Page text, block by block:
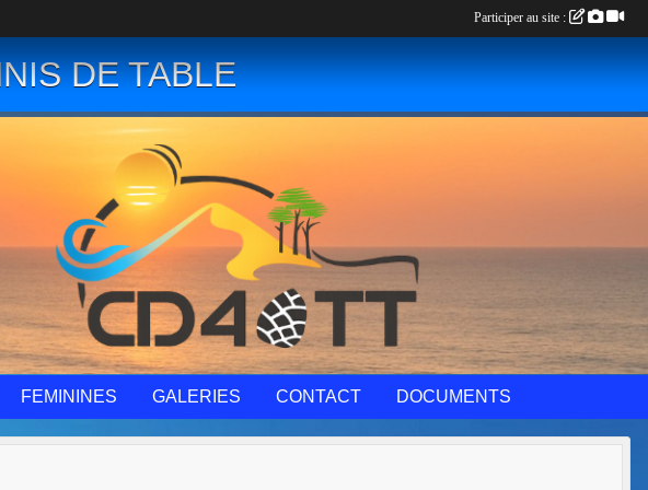
DE TABLE
FEMININES GALERIES CONTACT DOCUMENTS
Participer au site :